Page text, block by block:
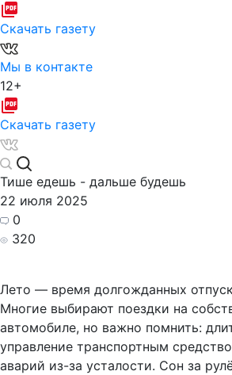
Скачать газету
Мы в контакте
12+
Скачать газету
Тише едешь - дальше будешь
22 июля 2025
0
320
Лето — время долгожданных
Многие выбирают поездки на
автомобиле, но важно помнить:
управление транспортным
аварий из-за усталости. Сон за